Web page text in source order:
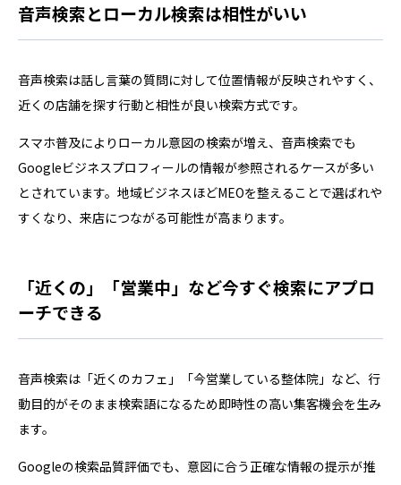
音声検索とローカル検索は相性がいい
音声検索は話し言葉の質問に対して位置情報が反映されやすく、
近くの店舗を探す行動と相性が良い検索方式です。
スマホ普及によりローカル意図の検索が増え、音声検索でも
Googleビジネスプロフィールの情報が参照されるケースが多い
とされています。地域ビジネスほどMEOを整えることで選ばれや
すくなり、来店につながる可能性が高まります。
「近くの」「営業中」など今すぐ検索にアプロ
ーチできる
音声検索は「近くのカフェ」「今営業している整体院」など、行
動目的がそのまま検索語になるため即時性の高い集客機会を生み
ます。
Googleの検索品質評価でも、意図に合う正確な情報の提示が推